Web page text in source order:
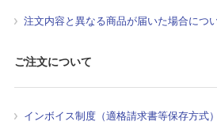
注文内容と異なる商品が届いた場合につ
ご注文について
インボイス制度（適格請求書等保存方式